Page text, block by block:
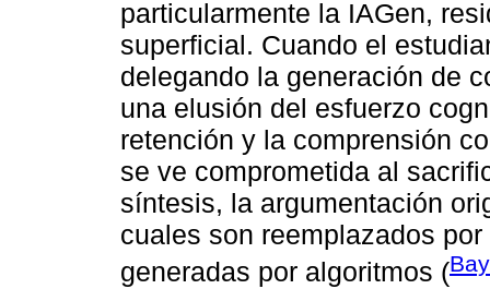
particularmente la IAGen,
superficial. Cuando el
delegando la generación de
una elusión del esfuerzo
retención y la comprensión
se ve comprometida al
síntesis, la argumentación
cuales son reemplazados
generadas por algoritmos (